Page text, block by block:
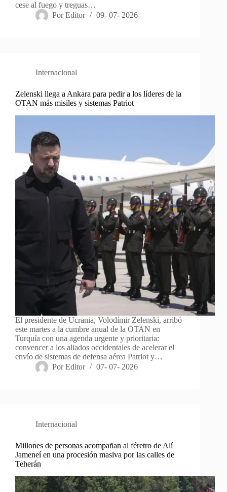
cese al fuego y treguas…
Por Editor 09- 07- 2026
Internacional
Zelenski llega a Ankara para pedir a los líderes de la
OTAN más misiles y sistemas Patriot
El presidente de Ucrania, Volodímir Zelenski, arribó
este martes a la cumbre anual de la OTAN en
Turquía con una agenda urgente y prioritaria:
convencer a los aliados occidentales de acelerar el
envío de sistemas de defensa aérea Patriot y…
Por Editor 07- 07- 2026
Internacional
Millones de personas acompañan al féretro de Alí
Jameneí en una procesión masiva por las calles de
Teherán